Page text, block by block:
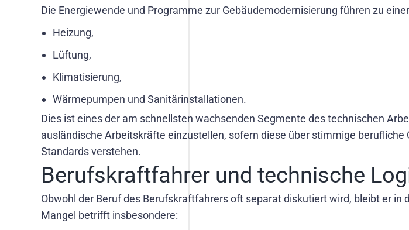
Die Energiewende und Programme zur Gebäudemodernisierung führen zu
Heizung,
Lüftung,
Klimatisierung,
Wärmepumpen und Sanitärinstallationen.
Dies ist eines der am schnellsten wachsenden Segmente des technischen
ausländische Arbeitskräfte einzustellen, sofern diese über stimmige
Standards verstehen.
Berufskraftfahrer und technische
Obwohl der Beruf des Berufskraftfahrers oft separat diskutiert wird, bleibt er
Mangel betrifft insbesondere: